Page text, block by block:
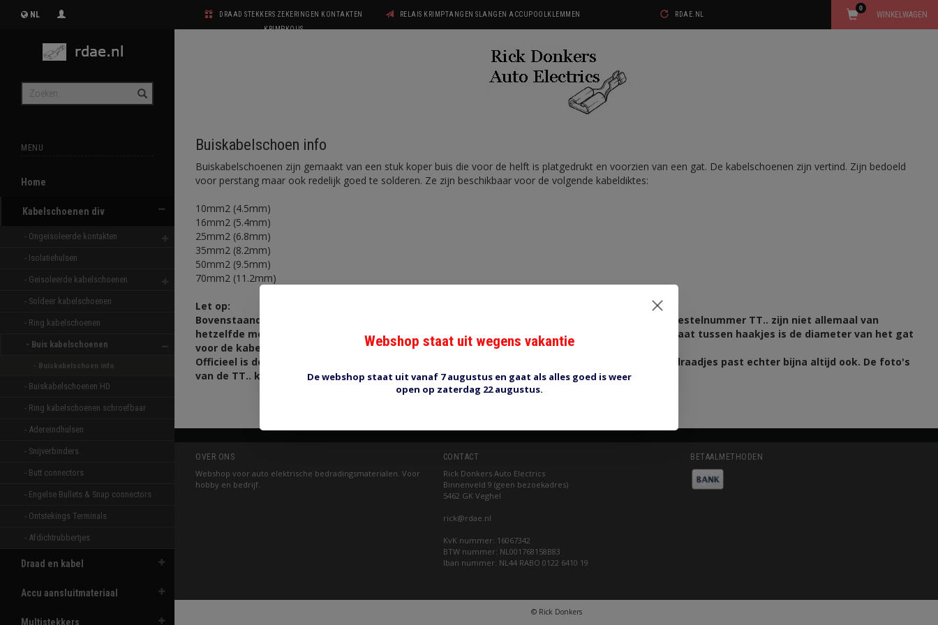
NL
DRAAD STEKKERS ZEKERINGEN KONTAKTEN
KRIMPKOUS
RELAIS KRIMPTANGEN SLANGEN ACCUPOOLKLEMMEN RDAE.NL WINKELWAGEN
0
MENU
Home
Kabelschoenen div
- Ongeisoleerde kontakten
- Isolatiehulsen
- Geisoleerde kabelschoenen
- Soldeer kabelschoenen
- Ring kabelschoenen
- Buis kabelschoenen
- Buiskabelschoen info
- Buiskabelschoenen HD
- Ring kabelschoenen schroefbaar
- Adereindhulsen
- Snijverbinders
- Butt connectors
- Engelse Bullets & Snap connectors
- Ontstekings Terminals
- Afdichtrubbertjes
Draad en kabel
Accu aansluitmateriaal
Multistekkers
Buiskabelschoen info
Buiskabelschoenen zijn gemaakt van een stuk koper buis die voor de helft is platgedrukt en voorzien van een gat. De kabelschoenen zijn vertind. Zijn bedoeld
voor perstang maar ook redelijk goed te solderen. Ze zijn beschikbaar voor de volgende kabeldiktes:
10mm2 (4.5mm)
16mm2 (5.4mm)
25mm2 (6.8mm)
35mm2 (8.2mm)
50mm2 (9.5mm)
70mm2 (11.2mm)
Let op:
Bovenstaande maten zijn ongeveer maten. De kabelschoenen in deze rubriek beginnend met bestelnummer TT.. zijn niet allemaal van
hetzelfde merk. Elk merk heeft weer andere maten die soms behoorlijk kunnen afwijken. De maat tussen haakjes is de diameter van het gat
voor de kabel.
Officieel is de opgegeven maat voor massieve draad. Gewoon litzekabel met meerdere dunne draadjes past echter bijna altijd ook. De foto's
van de TT.. kabelschoenen kloppen niet maar geven een idee van het type kabelschoen.
OVER ONS
Webshop voor auto elektrische bedradingsmaterialen. Voor
hobby en bedrijf.
CONTACT
Rick Donkers Auto Electrics
Binnenveld 9 (geen bezoekadres)
5462 GK Veghel
rick@rdae.nl
KvK nummer: 16067342
BTW nummer: NL001768158B83
Iban nummer: NL44 RABO 0122 6410 19
BETAALMETHODEN
© Rick Donkers
Webshop staat uit wegens vakantie
De webshop staat uit vanaf 7 augustus en gaat als alles goed is weer
open op zaterdag 22 augustus.